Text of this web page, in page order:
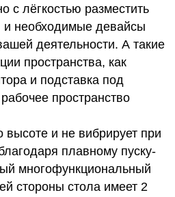
с лёгкостью разместить
и необходимые девайсы
деятельности. А такие
пространства, как
и подставка под
пространство
высоте и не вибрирует при
плавному пуску-
многофункциональный
стороны стола имеет 2